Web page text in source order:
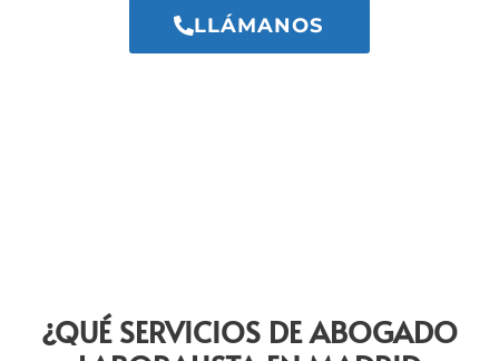
LLÁMANOS
¿QUÉ SERVICIOS DE ABOGADO